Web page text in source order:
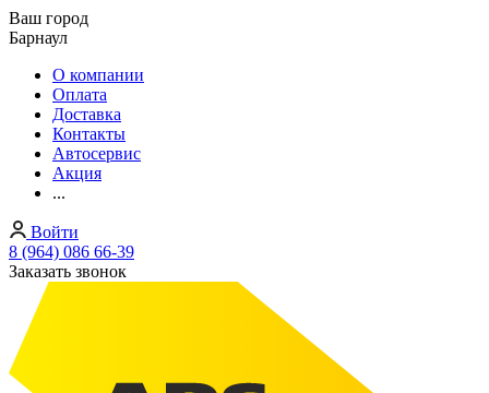
Ваш город
Барнаул
О компании
Оплата
Доставка
Контакты
Автосервис
Акция
...
Войти
8 (964) 086 66-39
Заказать звонок